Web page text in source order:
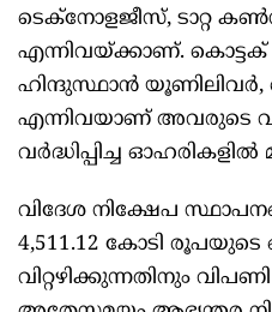
ടെക്‌നോളജീസ്, ടാറ്റ
എന്നിവയ്ക്കാണ്. കൊട്ടക്
ഹിന്ദുസ്ഥാന്‍
എന്നിവയാണ് അവരുടെ
വര്‍ദ്ധിപ്പിച്ച ഓഹരികളില്‍
വിദേശ നിക്ഷേപ
4,511.12 കോടി
വിറ്റഴിക്കുന്നതിനും